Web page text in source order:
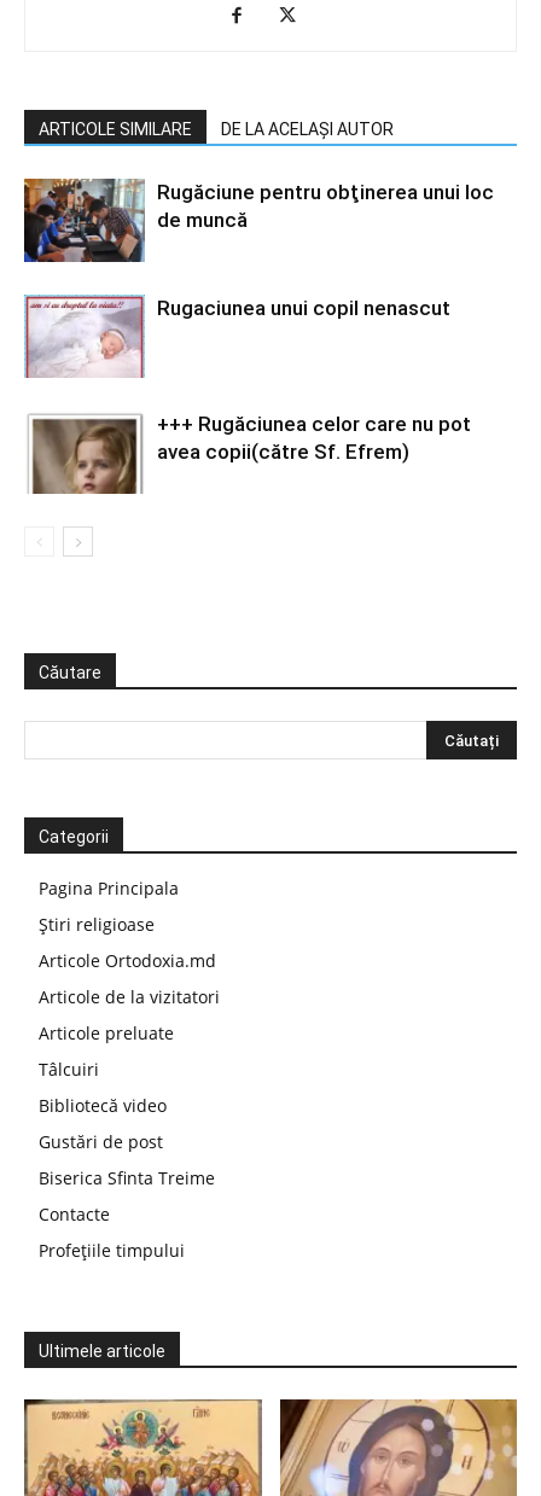
ARTICOLE SIMILARE DE LA ACELAȘI AUTOR
Rugăciune pentru obţinerea unui loc
de muncă
Rugaciunea unui copil nenascut
+++ Rugăciunea celor care nu pot
avea copii(către Sf. Efrem)
Căutare
Categorii
Pagina Principala
Știri religioase
Articole Ortodoxia.md
Articole de la vizitatori
Articole preluate
Tâlcuiri
Bibliotecă video
Gustări de post
Biserica Sfinta Treime
Contacte
Profețiile timpului
Ultimele articole